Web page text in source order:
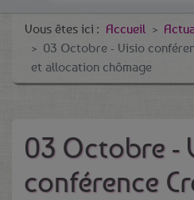
Vous êtes ici : Accueil
03 Octobre - Visio
et allocation chômage
03 Octobre -
conférence